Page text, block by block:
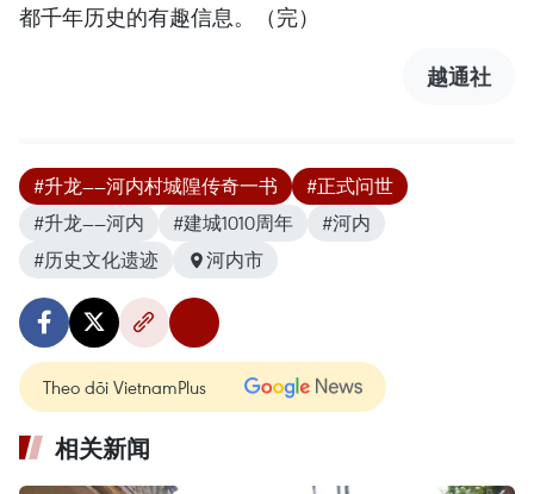
都千年历史的有趣信息。（完）
越通社
#升龙——河内村城隍传奇一书
#正式问世
#升龙——河内
#建城1010周年
#河内
#历史文化遗迹
河内市
Theo dõi VietnamPlus
相关新闻